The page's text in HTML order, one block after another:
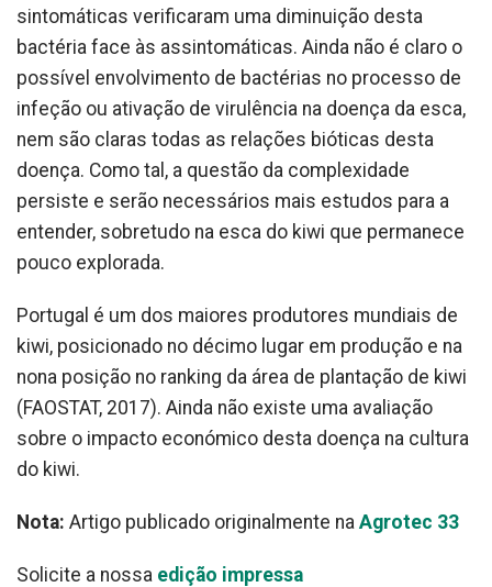
sintomáticas verificaram uma diminuição desta
bactéria face às assintomáticas. Ainda não é claro o
possível envolvimento de bactérias no processo de
infeção ou ativação de virulência na doença da esca,
nem são claras todas as relações bióticas desta
doença. Como tal, a questão da complexidade
persiste e serão necessários mais estudos para a
entender, sobretudo na esca do kiwi que permanece
pouco explorada.
Portugal é um dos maiores produtores mundiais de
kiwi, posicionado no décimo lugar em produção e na
nona posição no ranking da área de plantação de kiwi
(FAOSTAT, 2017). Ainda não existe uma avaliação
sobre o impacto económico desta doença na cultura
do kiwi.
Nota: Artigo publicado originalmente na Agrotec 33
Solicite a nossa edição impressa